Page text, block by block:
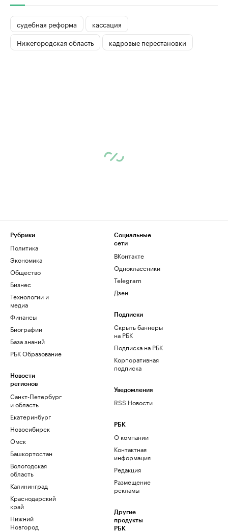
судебная реформа
кассация
Нижегородская область
кадровые перестановки
Рубрики
Политика
Экономика
Общество
Бизнес
Технологии и
медиа
Финансы
Биографии
База знаний
РБК Образование
Новости
регионов
Санкт-Петербург
и область
Екатеринбург
Новосибирск
Омск
Башкортостан
Вологодская
область
Калининград
Краснодарский
край
Нижний
Новгород
Социальные
сети
ВКонтакте
Одноклассники
Telegram
Дзен
Подписки
Скрыть баннеры
на РБК
Подписка на РБК
Корпоративная
подписка
Уведомления
RSS Новости
РБК
О компании
Контактная
информация
Редакция
Размещение
рекламы
Другие
продукты
РБК